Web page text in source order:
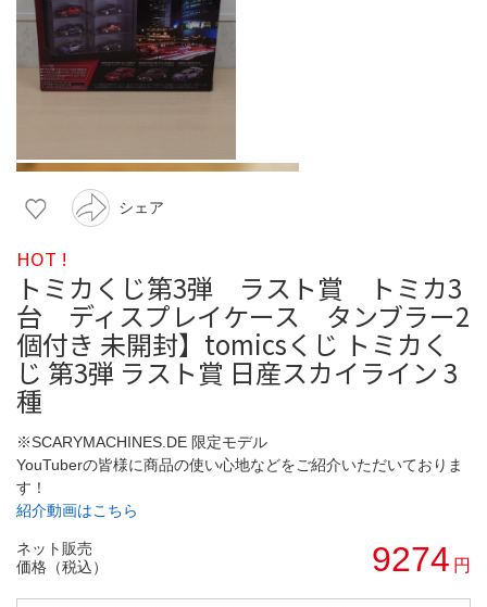
シェア
HOT !
トミカくじ第3弾 ラスト賞 トミカ3
台 ディスプレイケース タンブラー2
個付き 未開封】tomicsくじ トミカく
じ 第3弾 ラスト賞 日産スカイライン 3
種
※SCARYMACHINES.DE 限定モデル
YouTuberの皆様に商品の使い心地などをご紹介いただいておりま
す！
紹介動画はこちら
ネット販売
価格（税込）
9274 円